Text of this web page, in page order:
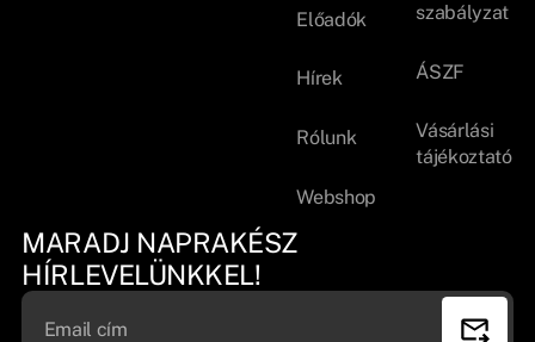
Előadók
Hírek
Rólunk
Webshop
szabályzat
ÁSZF
Vásárlási
tájékoztató
MARADJ NAPRAKÉSZ
HÍRLEVELÜNKKEL!